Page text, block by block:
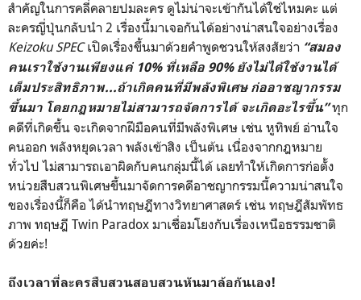
สำคัญในการคลี่คลายปมละคร ดูไม่น่าจะเข้ากันได้ใช่ไหมคะ แต่
ละครญี่ปุ่นกลับนำ 2 เรื่องนี้มาเจอกันได้อย่างน่าสนใจอย่างเรื่อง
Keizoku SPECเปิดเรื่องขึ้นมาด้วยคำพูดชวนให้สงสัยว่า “สมอง
คนเราใช้งานเพียงแค่ 10% ที่เหลือ 90% ยังไม่ได้ใช้งานได้
เต็มประสิทธิภาพ...ถ้าเกิดคนที่มีพลังพิเศษ ก่ออาชญากรรม
ขึ้นมา โดยกฏหมายไม่สามารถจัดการได้ จะเกิดอะไรขึ้น”ทุก
คดีที่เกิดขึ้น จะเกิดจากฝีมือคนที่มีพลังพิเศษ เช่น หูทิพย์ อ่านใจ
คนออก พลังหยุดเวลา พลังเข้าสิง เป็นต้น เนื่องจากกฎหมาย
ทั่วไป ไม่สามารถเอาผิดกับคนกลุ่มนี้ได้ เลยทำให้เกิดการก่อตั้ง
หน่วยสืบสวนพิเศษขึ้นมาจัดการคดีอาชญากรรมนี้ความน่าสนใจ
ของเรื่องนี้ก็คือ ได้นำทฤษฎีทางวิทยาศาสตร์ เช่น ทฤษฎีสัมพัทธ
ภาพ ทฤษฎี Twin Paradox มาเชื่อมโยงกับเรื่องเหนือธรรมชาติ
ด้วยค่ะ!
ถึงเวลาที่ละครสืบสวนสอบสวนหันมาล้อกันเอง!